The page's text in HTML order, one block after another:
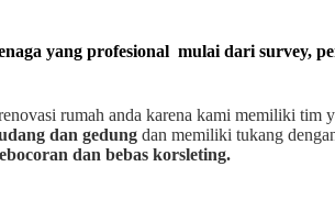
yang profesional mulai dari survey,
rumah anda karena kami memiliki
dan gedung dan memiliki tukang
dan bebas korsleting.